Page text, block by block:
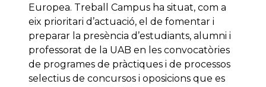
Europea. Treball Campus ha situat, com a
eix prioritari d’actuació, el de fomentar i
preparar la presència d’estudiants, alumni i
professorat de la UAB en les convocatòries
de programes de pràctiques i de processos
selectius de concursos i oposicions que es